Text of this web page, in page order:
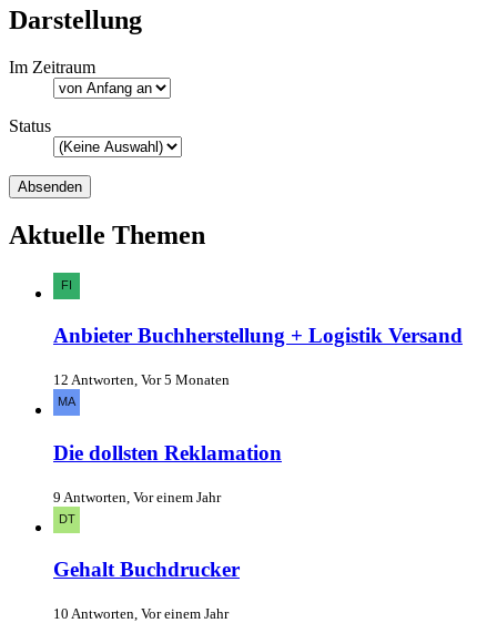
Darstellung
Im Zeitraum
Status
Aktuelle Themen
Anbieter Buchherstellung + Logistik Versand
12 Antworten, Vor 5 Monaten
Die dollsten Reklamation
9 Antworten, Vor einem Jahr
Gehalt Buchdrucker
10 Antworten, Vor einem Jahr